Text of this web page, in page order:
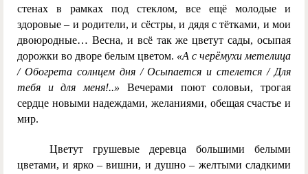
стенах в рамках под стеклом, все ещё молодые и
здоровые – и родители, и сёстры, и дядя с тётками, и мои
двоюродные… Весна, и всё так же цветут сады, осыпая
дорожки во дворе белым цветом. «А с черёмухи метелица
/ Обогрета солнцем дня / Осыпается и стелется / Для
тебя и для меня!..» Вечерами поют соловьи, трогая
сердце новыми надеждами, желаниями, обещая счастье и
мир.
Цветут грушевые деревца большими белыми
цветами, и ярко – вишни, и душно – желтыми сладкими